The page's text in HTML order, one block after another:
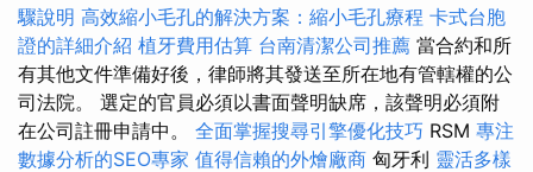
驟說明 高效縮小毛孔的解決方案：縮小毛孔療程 卡式台胞
證的詳細介紹 植牙費用估算 台南清潔公司推薦 當合約和所
有其他文件準備好後，律師將其發送至所在地有管轄權的公
司法院。 選定的官員必須以書面聲明缺席，該聲明必須附
在公司註冊申請中。 全面掌握搜尋引擎優化技巧 RSM 專注
數據分析的SEO專家 值得信賴的外燴廠商 匈牙利 靈活多樣